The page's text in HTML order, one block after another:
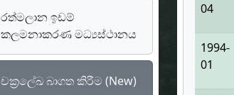
රත්මලාන ඉඩම්
කලමනාකරණ මධ්‍යස්ථානය
චක්‍රලේඛ බාගත කිරීම (New)
04
1994-
01